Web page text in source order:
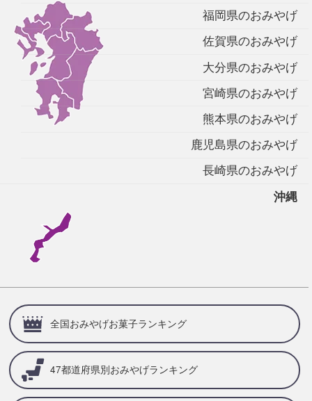
福岡県のおみやげ
佐賀県のおみやげ
大分県のおみやげ
宮崎県のおみやげ
熊本県のおみやげ
鹿児島県のおみやげ
長崎県のおみやげ
沖縄
全国おみやげお菓子ランキング
47都道府県別おみやげランキング